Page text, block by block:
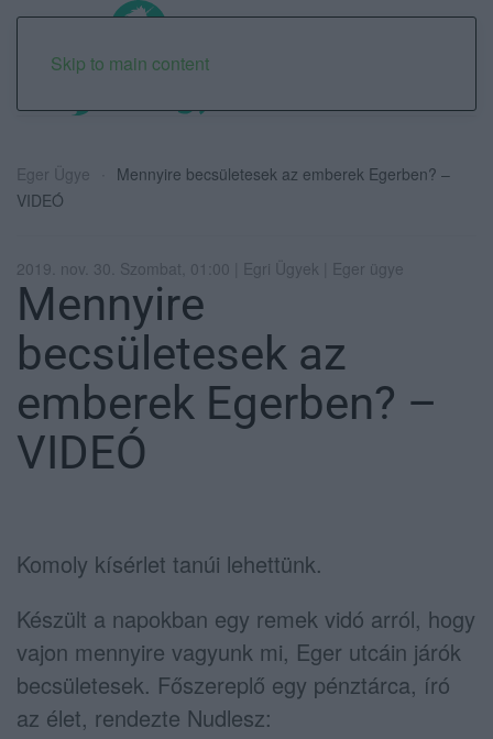
Skip to main content
Eger Ügye
Mennyire becsületesek az emberek Egerben? –
VIDEÓ
2019. nov. 30. Szombat, 01:00 | Egri Ügyek | Eger ügye
Mennyire
becsületesek az
emberek Egerben? –
VIDEÓ
Komoly kísérlet tanúi lehettünk.
Készült a napokban egy remek vidó arról, hogy
vajon mennyire vagyunk mi, Eger utcáin járók
becsületesek. Főszereplő egy pénztárca, író
az élet, rendezte Nudlesz: